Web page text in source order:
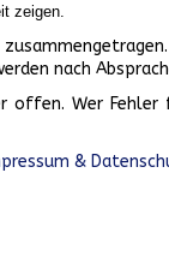
zeigen.
nach
offen. Wer
&